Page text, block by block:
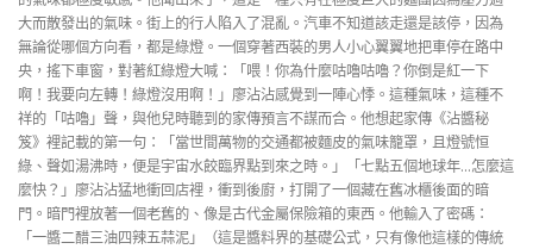
大而散發出的氣味。街上的行人陷入了混亂。汽車不知道該走還是該停，因為
無論從哪個方向看，都是綠燈。一個穿著西裝的男人小心翼翼地把車停在路中
央，搖下車窗，對著紅綠燈大喊：「喂！你為什麼咕嚕咕嚕？你倒是紅一下
啊！我要向左轉！綠燈沒用啊！」廖沾沾感覺到一陣心悸。這種氣味，這種不
祥的「咕嚕」聲，與他兒時聽到的家傳預言不謀而合。他想起家傳《沾醬秘
笈》裡記載的第一句：「當世間萬物的交通都被麵皮的氣味籠罩，且燈號恒
綠、聲如湯沸時，便是宇宙水餃臨界點到來之時。」「七點五個地球年…怎麼這
麼快？」廖沾沾猛地衝回店裡，衝到後廚，打開了一個藏在舊冰櫃後面的暗
門。暗門裡放著一個老舊的、像是古代金屬保險箱的東西。他輸入了密碼：
「一醬二醋三油四辣五蒜泥」（這是醬料界的基礎公式，只有像他這樣的傳統